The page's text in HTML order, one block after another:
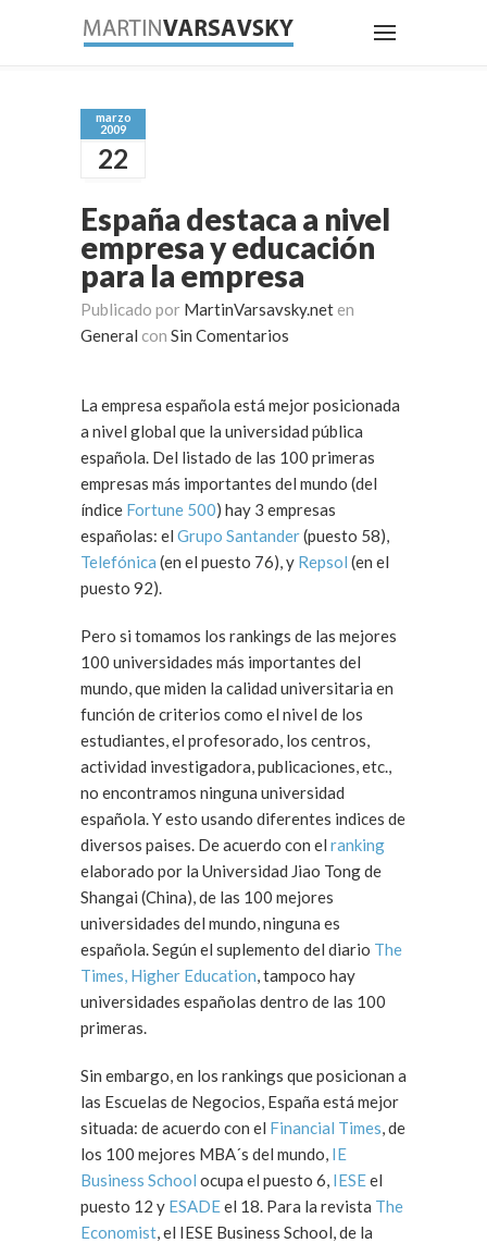
marzo
2009
22
España destaca a nivel
empresa y educación
para la empresa
Publicado por MartinVarsavsky.net en
General con Sin Comentarios
La empresa española está mejor posicionada
a nivel global que la universidad pública
española. Del listado de las 100 primeras
empresas más importantes del mundo (del
índice Fortune 500) hay 3 empresas
españolas: el Grupo Santander(puesto 58),
Telefónica (en el puesto 76), y Repsol (en el
puesto 92).
Pero si tomamos los rankings de las mejores
100 universidades más importantes del
mundo, que miden la calidad universitaria en
función de criterios como el nivel de los
estudiantes, el profesorado, los centros,
actividad investigadora, publicaciones, etc.,
no encontramos ninguna universidad
española. Y esto usando diferentes indices de
diversos paises. De acuerdo con el ranking
elaborado por la Universidad Jiao Tong de
Shangai (China), de las 100 mejores
universidades del mundo, ninguna es
española. Según el suplemento del diario The
Times, Higher Education, tampoco hay
universidades españolas dentro de las 100
primeras.
Sin embargo, en los rankings que posicionan a
las Escuelas de Negocios, España está mejor
situada: de acuerdo con el Financial Times, de
los 100 mejores MBA´s del mundo, IE
Business School ocupa el puesto 6, IESEel
puesto 12 y ESADE el 18. Para la revista The
Economist, el IESE Business School, de la